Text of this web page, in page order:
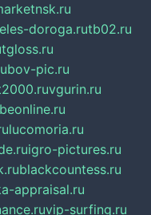
doroga.rutb02.ru
pic.ru
vgurin.ru
lucomoria.ru
igro-pictures.ru
blackcountess.ru
appraisal.ru
vip-surfing.ru